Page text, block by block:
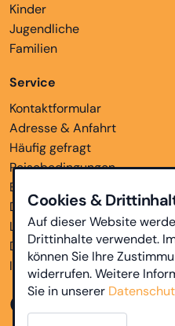
Kinder
Jugendliche
Familien
Service
Kontaktformular
Adresse & Anfahrt
Häufig gefragt
Reisebedingungen
Bankverbindungen
Downloads
Links
Datenschutz
Impressum
Cookies &
Auf dieser Website
Drittinhalte verwendet.
können Sie Ihre
widerrufen. Weitere
Sie in unserer